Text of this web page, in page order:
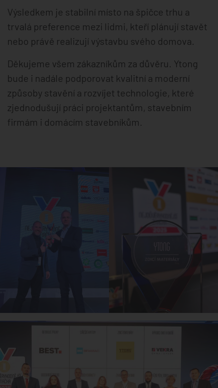
Výsledkem je stabilní místo na špičce trhu a
trvalá preference mezi lidmi, kteří plánují stavět
nebo právě realizují výstavbu svého domova.
Děkujeme všem zákazníkům za důvěru. Ytong
bude i nadále podporovat kvalitní a moderní
způsoby stavění a rozvíjet technologie, které
zjednodušují práci projektantům, stavebním
firmám i domácím stavebníkům.